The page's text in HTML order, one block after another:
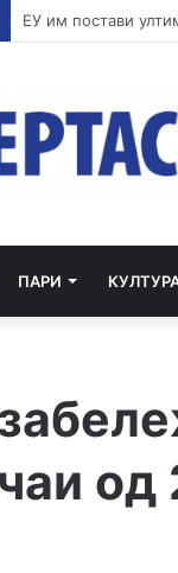
По речиси 30
ПАРИ
од